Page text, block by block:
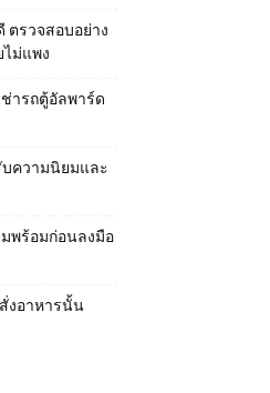
รวจสอบอย่าง
ม่แพง
ารถตู้อัลพาร์ด
บความนิยมและ
พร้อมก่อนลงมือ
งอาหารนั้น